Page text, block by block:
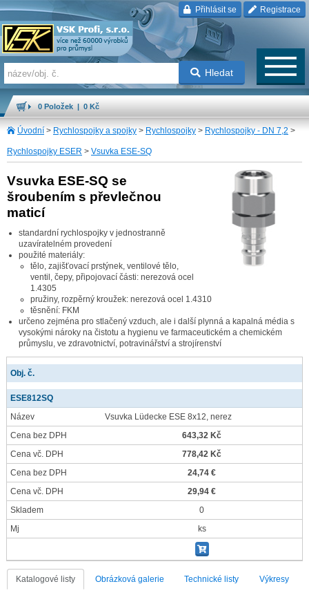
Přihlásit se Registrace
Hledat
0 Položek | 0 Kč
Úvodní > Rychlospojky a spojky > Rychlospojky > Rychlospojky - DN 7,2 >
Rychlospojky ESER > Vsuvka ESE-SQ
Vsuvka ESE-SQ se
šroubením s převlečnou
maticí
standardní rychlospojky v jednostranně
uzavíratelném provedení
použité materiály:
tělo, zajišťovací prstýnek, ventilové tělo,
ventil, čepy, připojovací části: nerezová ocel
1.4305
pružiny, rozpěrný kroužek: nerezová ocel 1.4310
těsnění: FKM
určeno zejména pro stlačený vzduch, ale i další plynná a kapalná média s
vysokými nároky na čistotu a hygienu ve farmaceutickém a chemickém
průmyslu, ve zdravotnictví, potravinářství a strojírenství
Obj. č.
ESE812SQ
Název
Vsuvka Lüdecke ESE 8x12, nerez
Cena bez DPH
643,32 Kč
Cena vč. DPH
778,42 Kč
Cena bez DPH
24,74 €
Cena vč. DPH
29,94 €
Skladem
0
Mj
ks
Katalogové listy Obrázková galerie Technické listy Výkresy